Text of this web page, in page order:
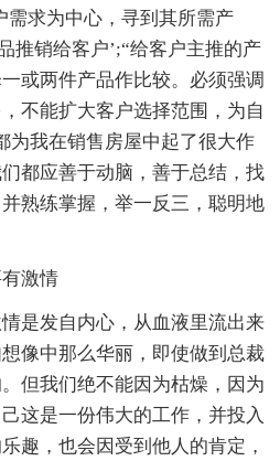
需求为中心，寻到其所需产
推销给客户’;“给客户主推的产
或两件产品作比较。必须强调
不能扩大客户选择范围，为自
为我在销售房屋中起了很大作
都应善于动脑，善于总结，找
熟练掌握，举一反三，聪明地
激情
是发自内心，从血液里流出来
像中那么华丽，即使做到总裁
但我们绝不能因为枯燥，因为
这是一份伟大的工作，并投入
趣，也会因受到他人的肯定，